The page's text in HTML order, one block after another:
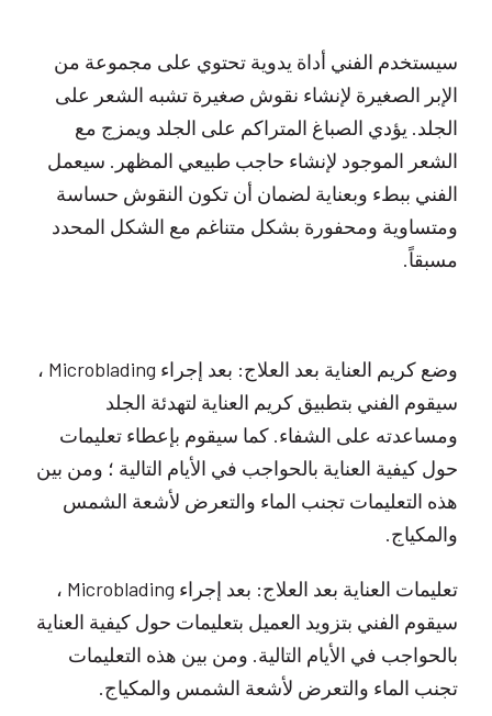
سيستخدم الفني أداة يدوية تحتوي على مجموعة من
الإبر الصغيرة لإنشاء نقوش صغيرة تشبه الشعر على
الجلد. يؤدي الصباغ المتراكم على الجلد ويمزج مع
الشعر الموجود لإنشاء حاجب طبيعي المظهر. سيعمل
الفني ببطء وبعناية لضمان أن تكون النقوش حساسة
ومتساوية ومحفورة بشكل متناغم مع الشكل المحدد
مسبقاً.
وضع كريم العناية بعد العلاج: بعد إجراء Microblading ،
سيقوم الفني بتطبيق كريم العناية لتهدئة الجلد
ومساعدته على الشفاء. كما سيقوم بإعطاء تعليمات
حول كيفية العناية بالحواجب في الأيام التالية ؛ ومن بين
هذه التعليمات تجنب الماء والتعرض لأشعة الشمس
والمكياج.
تعليمات العناية بعد العلاج: بعد إجراء Microblading ،
سيقوم الفني بتزويد العميل بتعليمات حول كيفية العناية
بالحواجب في الأيام التالية. ومن بين هذه التعليمات
تجنب الماء والتعرض لأشعة الشمس والمكياج.